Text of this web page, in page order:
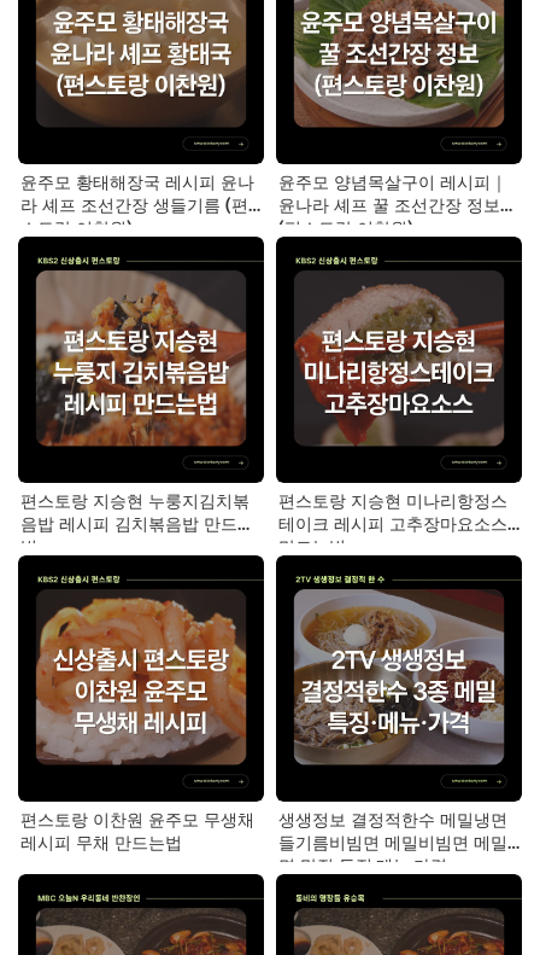
윤주모 황태해장국 레시피 윤나
라 셰프 조선간장 생들기름 (편
스토랑 이찬원)
윤주모 양념목살구이 레시피｜
윤나라 셰프 꿀 조선간장 정보
(편스토랑 이찬원)
편스토랑 지승현 누룽지김치볶
음밥 레시피 김치볶음밥 만드는
법
편스토랑 지승현 미나리항정스
테이크 레시피 고추장마요소스
만드는법
편스토랑 이찬원 윤주모 무생채
레시피 무채 만드는법
생생정보 결정적한수 메밀냉면
들기름비빔면 메밀비빔면 메밀
면 맛집 특징·메뉴·가격